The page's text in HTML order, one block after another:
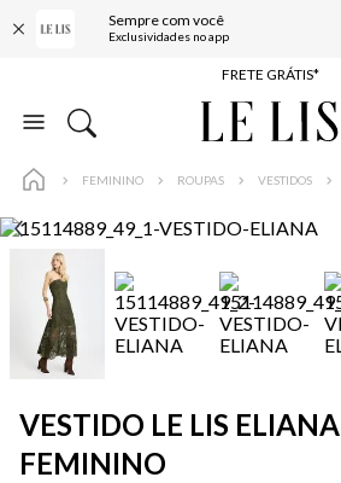
Sempre com você
Exclusividades no appENTREGA EXPRESSA*
FRETE GRÁTIS*
BAIXE O APP
FEMININO ROUPAS VESTIDOS
VESTIDO LE LIS ELIANA
FEMININO